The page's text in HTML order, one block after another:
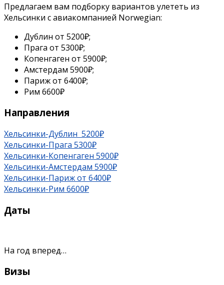
Предлагаем вам подборку вариантов улететь из
Хельсинки с авиакомпанией Norwegian:
Дублин от 5200₽;
Прага от 5300₽;
Копенгаген от 5900₽;
Амстердам 5900₽;
Париж от 6400₽;
Рим 6600₽
Направления
Хельсинки-Дублин 5200₽
Хельсинки-Прага 5300₽
Хельсинки-Копенгаген 5900₽
Хельсинки-Амстердам 5900₽
Хельсинки-Париж от 6400₽
Хельсинки-Рим 6600₽
Даты
На год вперед…
Визы